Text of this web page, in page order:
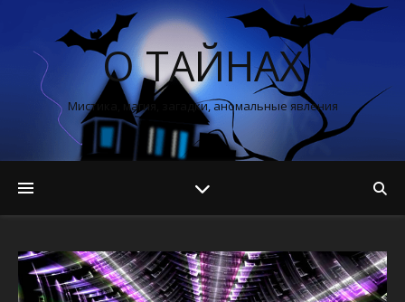
О ТАЙНАХ
Мистика, магия, загадки, аномальные явления